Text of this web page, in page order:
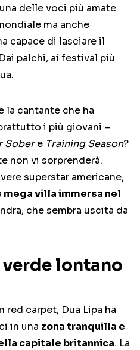
delle voci più amate
ma anche
capace di lasciare il
palchi, ai festival più
la cantante che ha
i più giovani –
Sobere Training Season?
non vi sorprenderà.
superstar americane,
mega villa immersa nel
che sembra uscita da
lontano
red carpet, Dua Lipa ha
in una zona tranquilla e
capitale britannica. La